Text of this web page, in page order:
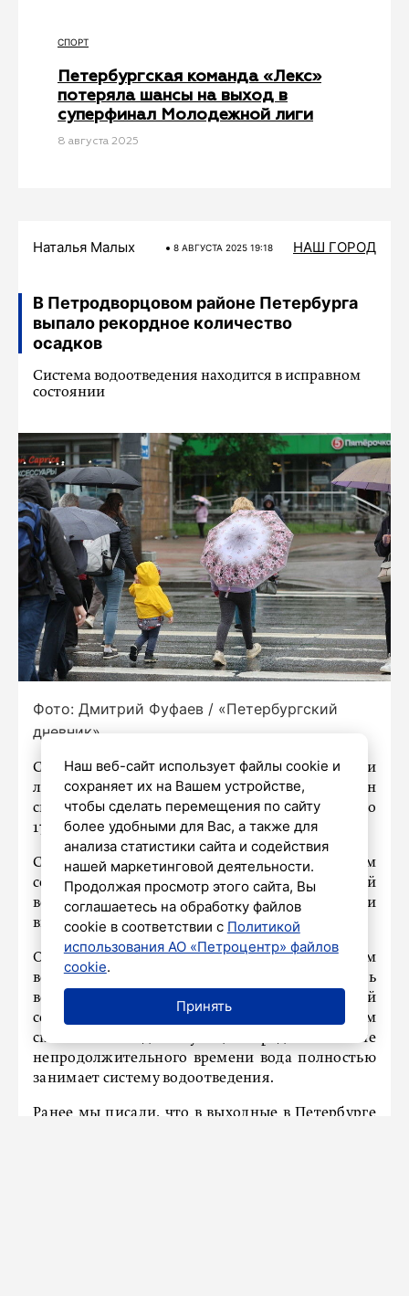
СПОРТ
Петербургская команда «Лекс»
потеряла шансы на выход в
суперфинал Молодежной лиги
8 августа 2025
Наталья Малых 8 АВГУСТА 2025 19:18 НАШ ГОРОД
В Петродворцовом районе Петербурга
выпало рекордное количество
осадков
Система водоотведения находится в исправном
состоянии
Фото: Дмитрий Фуфаев / «Петербургский
дневник»
Сегодня в Санкт-Петербурге местами прошли
ливни. В Петродворцовом районе зафиксирован
сверхрасчетный дождь: за 20 минут там выпало
17,34 мм осадков, сообщили в «Водоканале».
Система водоотведения находится в исправном
состоянии и подготовлена к приему дождевой
воды. Канализация всей воды проводится при
выпадении нормативного количества капель.
Однако при выпадении сильных дождей объем
воды часто превышает пропускную способность
водоприемных устройств и канализационной
сети, что может приводить к временным
скоплениям воды на улицах города. В течение
непродолжительного времени вода полностью
занимает систему водоотведения.
Ранее мы писали, что в выходные в Петербурге
Наш веб-сайт использует файлы cookie и
сохраняет их на Вашем устройстве,
чтобы сделать перемещения по сайту
более удобными для Вас, а также для
анализа статистики сайта и содействия
нашей маркетинговой деятельности.
Продолжая просмотр этого сайта, Вы
соглашаетесь на обработку файлов
cookie в соответствии с Политикой
использования АО «Петроцентр» файлов
cookie.
Принять